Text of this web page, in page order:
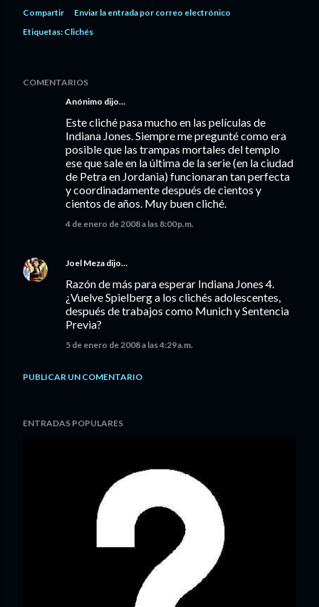
Compartir
Enviar la entrada por correo electrónico
Etiquetas: Clichés
COMENTARIOS
Anónimo dijo…
Este cliché pasa mucho en las películas de
Indiana Jones. Siempre me pregunté como era
posible que las trampas mortales del templo
ese que sale en la última de la serie (en la ciudad
de Petra en Jordania) funcionaran tan perfecta
y coordinadamente después de cientos y
cientos de años. Muy buen cliché.
4 de enero de 2008 a las 8:00 p.m.
Joel Meza dijo…
Razón de más para esperar Indiana Jones 4.
¿Vuelve Spielberg a los clichés adolescentes,
después de trabajos como Munich y Sentencia
Previa?
5 de enero de 2008 a las 4:29 a.m.
PUBLICAR UN COMENTARIO
ENTRADAS POPULARES